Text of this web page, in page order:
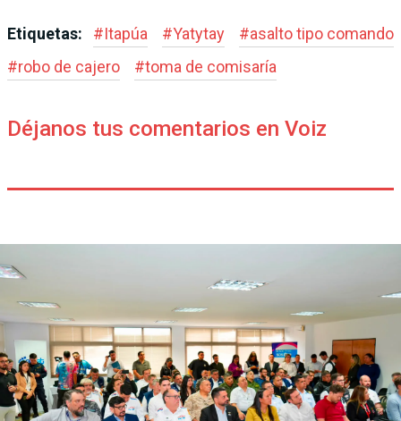
Etiquetas: #Itapúa #Yatytay #asalto tipo comando
#robo de cajero #toma de comisaría
Déjanos tus comentarios en Voiz